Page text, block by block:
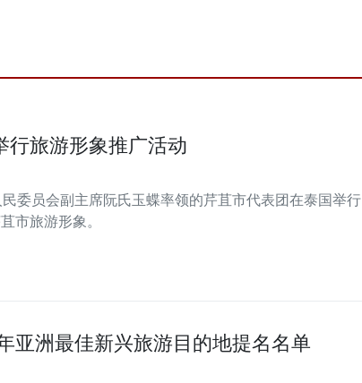
行旅游形象推广活动
委员会副主席阮氏玉蝶率领的芹苴市代表团在泰国举行
市旅游形象。
亚洲最佳新兴旅游目的地提名名单